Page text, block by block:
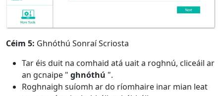
Céim 5: Ghnóthú Sonraí Scriosta
Tar éis duit na comhaid atá uait a roghnú, cliceáil ar
an gcnaipe " ghnóthú ".
Roghnaigh suíomh ar do ríomhaire inar mian leat